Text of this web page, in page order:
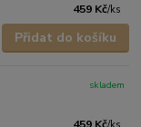
459 Kč/ks
Přidat do košíku
skladem